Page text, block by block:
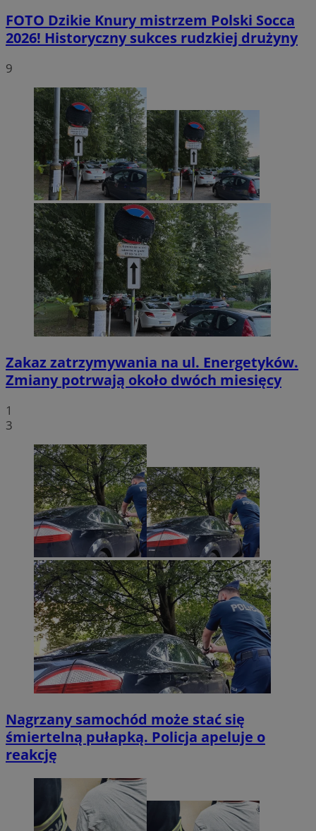
FOTO Dzikie Knury mistrzem Polski Socca
2026! Historyczny sukces rudzkiej drużyny
9
Zakaz zatrzymywania na ul. Energetyków.
Zmiany potrwają około dwóch miesięcy
1
3
Nagrzany samochód może stać się
śmiertelną pułapką. Policja apeluje o
reakcję